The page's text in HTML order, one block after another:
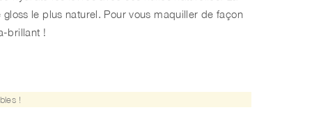
gloss le plus naturel. Pour vous maquiller de façon
brillant !
!